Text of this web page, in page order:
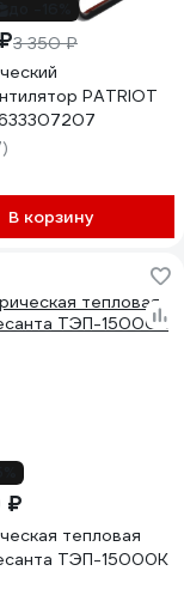
3 350 ₽
PATRIOT
В корзину
₽
тепловая
ТЭП-15000К